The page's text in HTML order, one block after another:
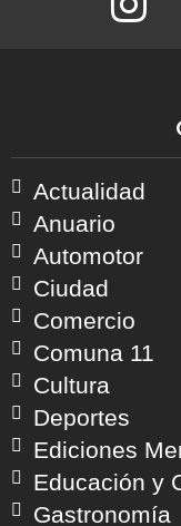
Actualidad
Anuario
Automotor
Ciudad
Comercio
Comuna 11
Cultura
Deportes
Ediciones
Educación y
Gastronomía